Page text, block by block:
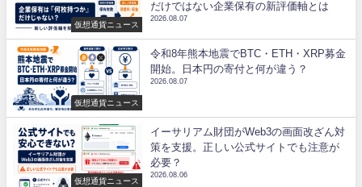
仮想通貨ニュース
だけではない企業保有の新評価軸とは
2026.08.07
仮想通貨ニュース
令和8年熊本地震でBTC・ETH・XRP募金
開始。日本円の寄付と何が違う？
2026.08.07
仮想通貨ニュース
イーサリアム財団がWeb3の画面改ざん対
策を支援。正しい公式サイトでも注意が
必要？
2026.08.06